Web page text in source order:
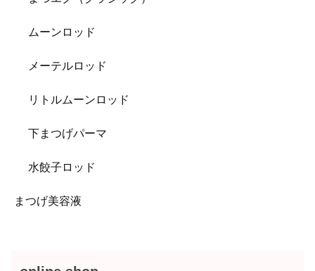
ムーンロッド
メーテルロッド
リトルムーンロッド
下まつげパーマ
水餃子ロッド
まつげ美容液